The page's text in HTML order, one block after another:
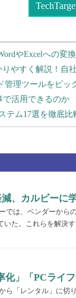
やExcelへの変
りやすく解説！自
管理ツールをピッ
で活用できるのか
テム17選を徹底
、カルビーに
では、ベンダーか
いた。これらを解決
化」「PCライ
ら「レンタル」に切